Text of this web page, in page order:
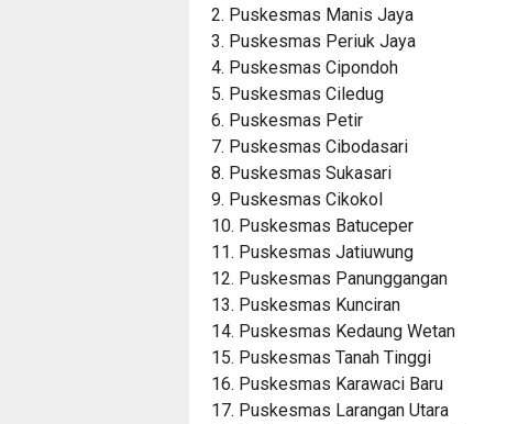
2. Puskesmas Manis Jaya
3. Puskesmas Periuk Jaya
4. Puskesmas Cipondoh
5. Puskesmas Ciledug
6. Puskesmas Petir
7. Puskesmas Cibodasari
8. Puskesmas Sukasari
9. Puskesmas Cikokol
10. Puskesmas Batuceper
11. Puskesmas Jatiuwung
12. Puskesmas Panunggangan
13. Puskesmas Kunciran
14. Puskesmas Kedaung Wetan
15. Puskesmas Tanah Tinggi
16. Puskesmas Karawaci Baru
17. Puskesmas Larangan Utara